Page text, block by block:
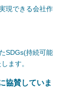
現できる会社作
SDGs(持続可能
ます。
協賛していま